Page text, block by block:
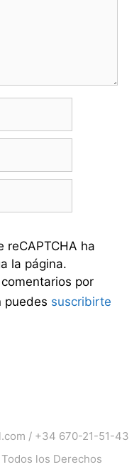
reCAPTCHA ha
la página.
por
puedes suscribirte
/ +34 670-21-51-43
Todos los Derechos